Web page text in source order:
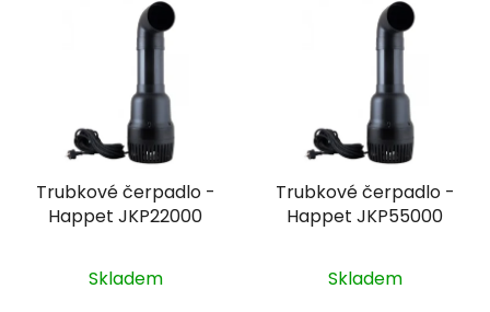
Trubkové čerpadlo -
Happet JKP22000
Skladem
Trubkové čerpadlo -
Happet JKP55000
Skladem